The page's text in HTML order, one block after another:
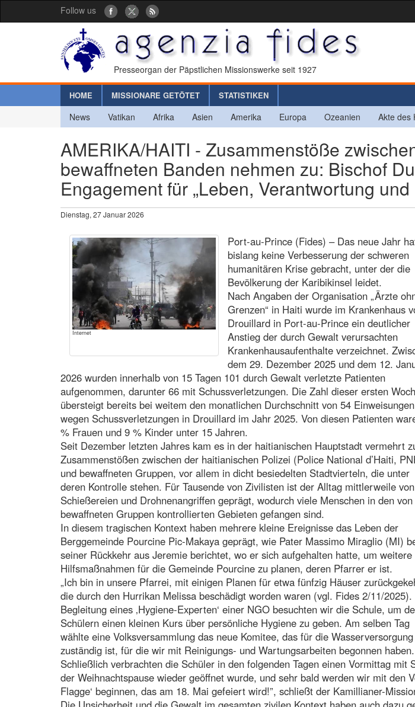
Follow us
Presseorgan der Päpstlichen Missionswerke seit 1927
HOME MISSIONARE GETÖTET STATISTIKEN
News Vatikan Afrika Asien Amerika Europa Ozeanien Akte des
AMERIKA/HAITI - Zusammenstöße
bewaffneten Banden nehmen zu: Bischof
Engagement für „Leben, Verantwortung und
Dienstag, 27 Januar 2026
Internet
Port-au-Prince (Fides) – Das neue Jahr
bislang keine Verbesserung der schweren
humanitären Krise gebracht, unter der die
Bevölkerung der Karibikinsel leidet.
Nach Angaben der Organisation „Ärzte
Grenzen“ in Haiti wurde im Krankenhaus
Drouillard in Port-au-Prince ein deutlicher
Anstieg der durch Gewalt verursachten
Krankenhausaufenthalte verzeichnet.
dem 29. Dezember 2025 und dem 12.
2026 wurden innerhalb von 15 Tagen 101 durch Gewalt verletzte Patienten
aufgenommen, darunter 66 mit Schussverletzungen. Die Zahl dieser ersten
übersteigt bereits bei weitem den monatlichen Durchschnitt von 54 Einweisungen
wegen Schussverletzungen in Drouillard im Jahr 2025. Von diesen Patienten
% Frauen und 9 % Kinder unter 15 Jahren.
Seit Dezember letzten Jahres kam es in der haitianischen Hauptstadt vermehrt
Zusammenstößen zwischen der haitianischen Polizei (Police National d’Haiti,
und bewaffneten Gruppen, vor allem in dicht besiedelten Stadtvierteln, die unter
deren Kontrolle stehen. Für Tausende von Zivilisten ist der Alltag mittlerweile von
Schießereien und Drohnenangriffen geprägt, wodurch viele Menschen in den von
bewaffneten Gruppen kontrollierten Gebieten gefangen sind.
In diesem tragischen Kontext haben mehrere kleine Ereignisse das Leben der
Berggemeinde Pourcine Pic-Makaya geprägt, wie Pater Massimo Miraglio (MI)
seiner Rückkehr aus Jeremie berichtet, wo er sich aufgehalten hatte, um weitere
Hilfsmaßnahmen für die Gemeinde Pourcine zu planen, deren Pfarrer er ist.
„Ich bin in unsere Pfarrei, mit einigen Planen für etwa fünfzig Häuser
die durch den Hurrikan Melissa beschädigt worden waren (vgl. Fides 2/11/2025).
Begleitung eines ‚Hygiene-Experten‘ einer NGO besuchten wir die Schule, um
Schülern einen kleinen Kurs über persönliche Hygiene zu geben. Am selben Tag
wählte eine Volksversammlung das neue Komitee, das für die Wasserversorgung
zuständig ist, für die wir mit Reinigungs- und Wartungsarbeiten begonnen haben.
Schließlich verbrachten die Schüler in den folgenden Tagen einen Vormittag mit
der Weihnachtspause wieder geöffnet wurde, und sehr bald werden wir mit den
Flagge‘ beginnen, das am 18. Mai gefeiert wird!”, schließt der Kamillianer-